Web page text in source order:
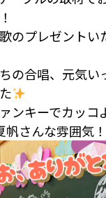
のプレゼントい
の合唱、元気い
ンキーでカッコ
さんな雰囲気！